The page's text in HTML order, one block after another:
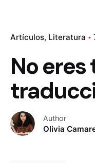
Artículos Literatura
No eres
Author
Olivia